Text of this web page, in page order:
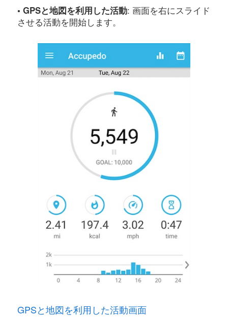
• GPSと地図を利用した活動: 画面を右にスライド
させる活動を開始します。
GPSと地図を利用した活動画面